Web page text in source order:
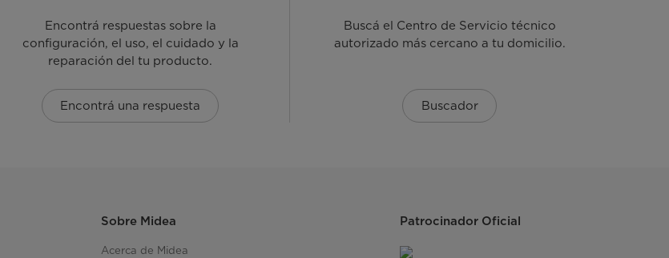
Encontrá respuestas sobre la
configuración, el uso, el cuidado y la
reparación del tu producto.
Encontrá una respuesta
Buscá el Centro de Servicio técnico
autorizado más cercano a tu domicilio.
Buscador
Sobre Midea
Acerca de Midea
Patrocinador Oficial